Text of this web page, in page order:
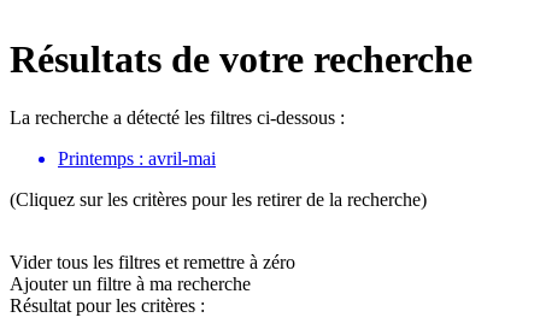
Résultats de votre recherche
La recherche a détecté les filtres ci-dessous :
Printemps : avril-mai
(Cliquez sur les critères pour les retirer de la recherche)
Vider tous les filtres et remettre à zéro
Ajouter un filtre à ma recherche
Résultat pour les critères :